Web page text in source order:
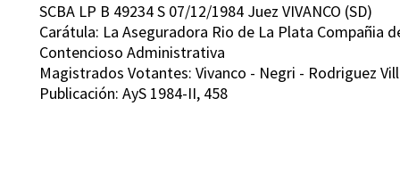
SCBA LP B 49234 S 07/12/1984 Juez VIVANCO (SD)
Carátula: La Aseguradora Rio de La Plata Compañia
Contencioso Administrativa
Magistrados Votantes: Vivanco - Negri - Rodriguez
Publicación: AyS 1984-II, 458